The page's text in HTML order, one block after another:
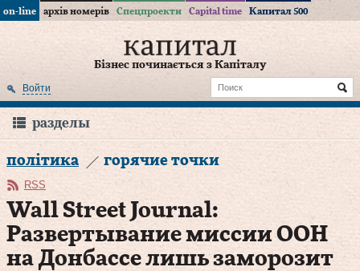
on-line архів номерів Спецпроекти Capital time Капитал 500
Бізнес починається з Капіталу
Войти
разделы
політика горячие точки
RSS
Wall Street Journal:
Развертывание миссии ООН
на Донбассе лишь заморозит